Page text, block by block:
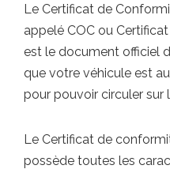
Le Certificat de
appelé COC ou
est le document officiel
que votre véhicule est
pour pouvoir circuler sur
Le Certificat de
possède toutes les